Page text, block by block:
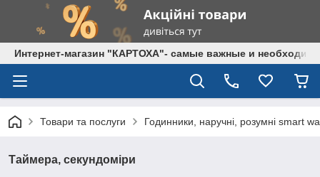
Интернет-магазин "КАРТОХА"- самые важные и
Товари та послуги Годинники, наручні, розумні smart
Таймера, секундоміри